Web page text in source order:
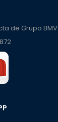
de Grupo BMV